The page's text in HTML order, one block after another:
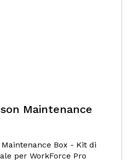
Maintenance
Box - Kit di
per WorkForce Pro